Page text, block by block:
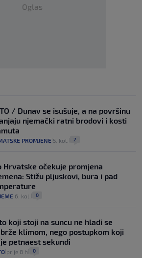
Oglas
/ Dunav se isušuje, a na površinu
njemački ratni brodovi i kosti
PROMJENE 5. kol. 2
Hrvatske očekuje promjena
Stižu pljuskovi, bura i pad
6. kol. 0
koji stoji na suncu ne hladi se
klimom, nego postupkom koji
petnaest sekundi
prije 8 h 0